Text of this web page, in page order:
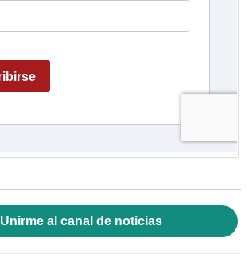
Unirme al canal de noticias